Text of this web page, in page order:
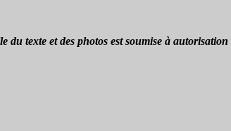
texte et des photos est soumise à autorisation